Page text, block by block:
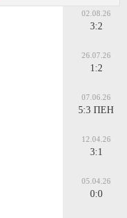
02.08.26
3:2
26.07.26
1:2
07.06.26
5:3 ПЕН
12.04.26
3:1
05.04.26
0:0